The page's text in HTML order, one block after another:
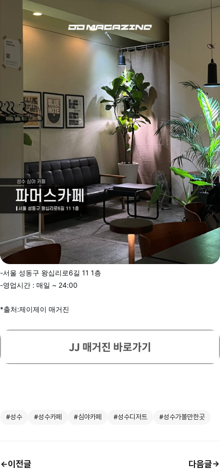
-서울 성동구 왕십리로6길 11 1층
-영업시간 : 매일 ~ 24:00
*출처:제이제이 매거진
#성수 #성수카페 #심야카페 #성수디저트 #성수가볼만한곳
이전글
다음글